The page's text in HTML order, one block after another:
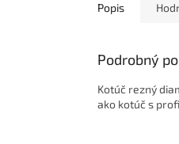
Popis
Podrobný
Kotúč rezný
ako kotúč s